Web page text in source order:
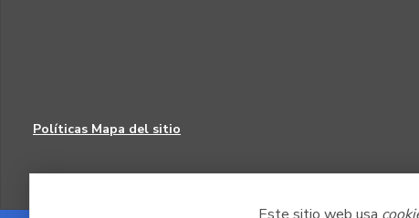
Políticas Mapa del sitio